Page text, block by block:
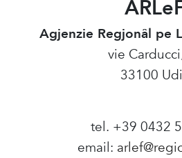
Agjenzie Regjonâl pe
vie
33100
tel. +39 0432
email: